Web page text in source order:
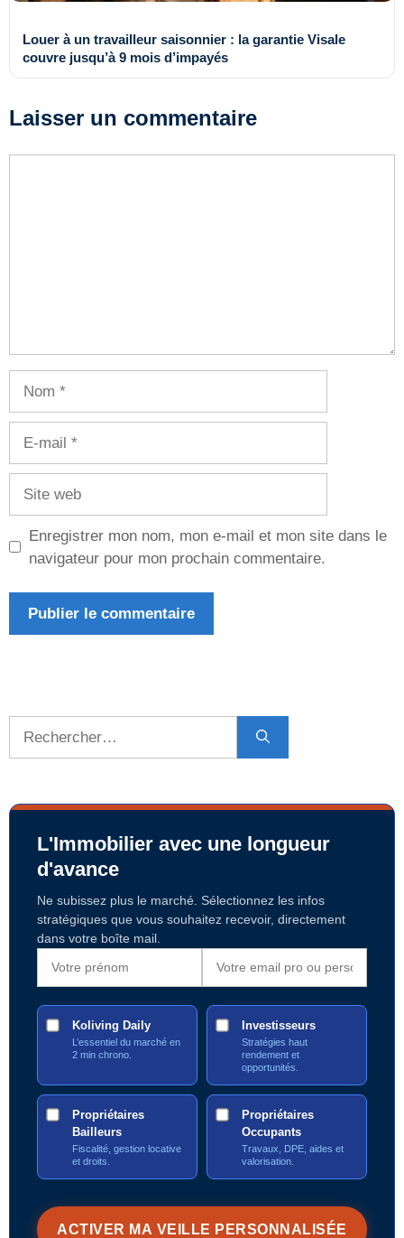
Louer à un travailleur saisonnier : la garantie Visale
couvre jusqu’à 9 mois d’impayés
Laisser un commentaire
Enregistrer mon nom, mon e-mail et mon site dans le
navigateur pour mon prochain commentaire.
L'Immobilier avec une longueur
d'avance
Ne subissez plus le marché. Sélectionnez les infos
stratégiques que vous souhaitez recevoir, directement
dans votre boîte mail.
Koliving Daily
L’essentiel du marché en
2 min chrono.
Investisseurs
Stratégies haut
rendement et
opportunités.
Propriétaires
Bailleurs
Fiscalité, gestion locative
et droits.
Propriétaires
Occupants
Travaux, DPE, aides et
valorisation.